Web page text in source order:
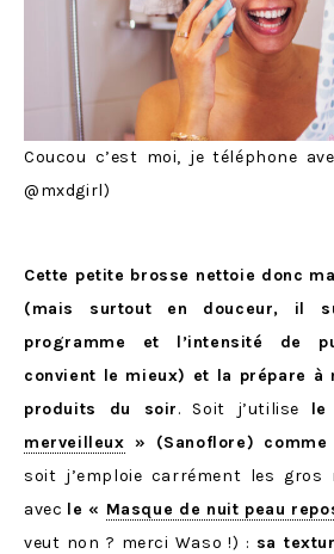
Coucou c’est moi, je téléphone
@mxdgirl)
Cette petite brosse nettoie donc
(mais surtout en douceur, il
programme et l’intensité de
convient le mieux) et la prépare à
produits du soir. Soit j’utilise le
merveilleux » (Sanoflore)
soit j’emploie carrément les gros
avec le « Masque de nuit peau
veut non ? merci Waso !) : sa